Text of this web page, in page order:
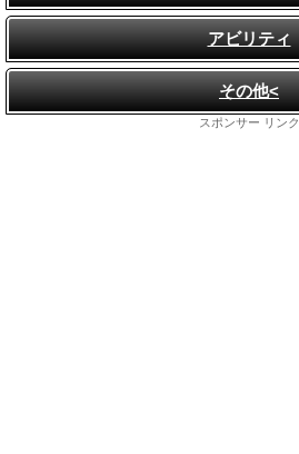
アビリティ
その他<
スポンサー リンク